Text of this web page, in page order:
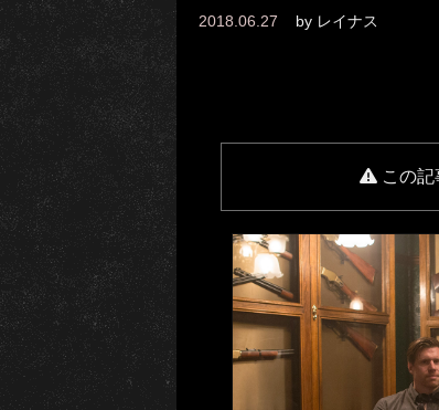
2018.06.27 by レイナス
この記